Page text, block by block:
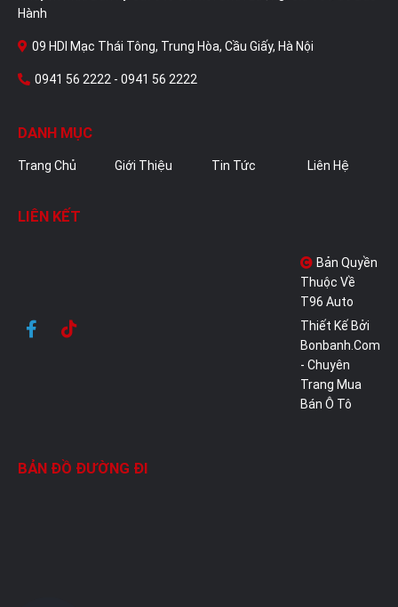
Hành
09 HDI Mạc Thái Tông, Trung Hòa, Cầu Giấy, Hà Nội
0941 56 2222 - 0941 56 2222
DANH MỤC
Trang Chủ Giới Thiệu Tin Tức Liên Hệ
LIÊN KẾT
Bản Quyền
Thuộc Về
T96 Auto
Thiết Kế Bởi
Bonbanh.com
- Chuyên
Trang Mua
Bán Ô Tô
BẢN ĐỒ ĐƯỜNG ĐI